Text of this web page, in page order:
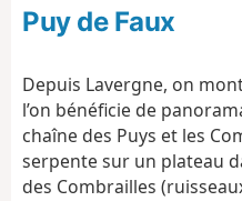
Puy de Faux
Depuis Lavergne, on
l’on bénéficie de
chaîne des Puys et les
serpente sur un plateau
des Combrailles